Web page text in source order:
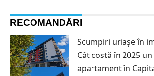
RECOMANDĂRI
Scumpiri uriașe în
Cât costă în 2025 un
apartament în